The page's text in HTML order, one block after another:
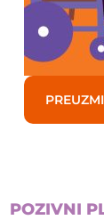
PREUZMI
POZIVNI